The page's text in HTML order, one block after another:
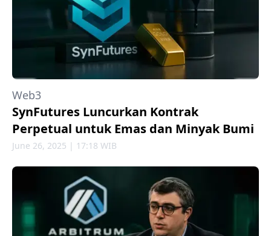
Web3
SynFutures Luncurkan Kontrak
Perpetual untuk Emas dan Minyak Bumi
June 26, 2025 | 17:18 WIB